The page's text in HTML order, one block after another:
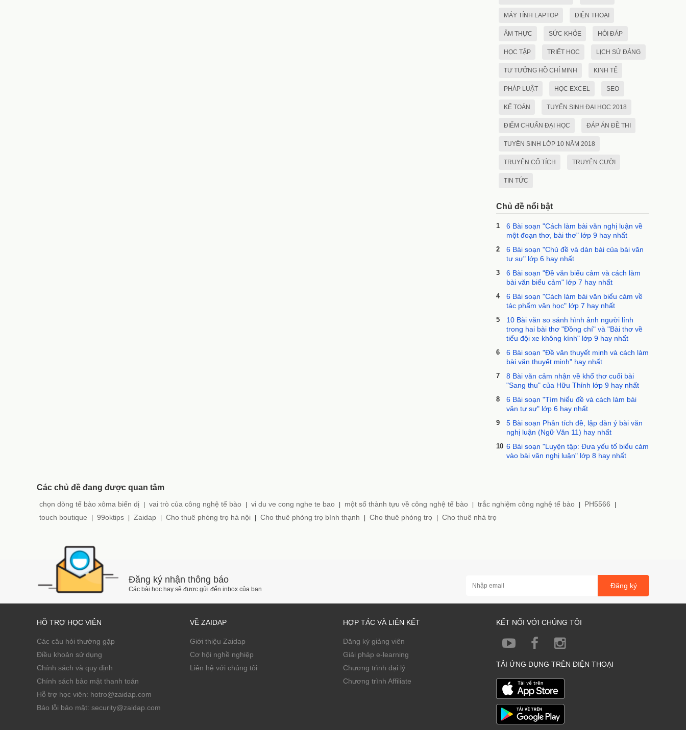
MÁY TÍNH LAPTOP ĐIỆN THOẠI
ẨM THỰC SỨC KHỎE HỎI ĐÁP
HỌC TẬP TRIẾT HỌC LỊCH SỬ ĐẢNG
TƯ TƯỞNG HỒ CHÍ MINH KINH TẾ
PHÁP LUẬT HỌC EXCEL SEO
KẾ TOÁN TUYỂN SINH ĐẠI HỌC 2018
ĐIỂM CHUẨN ĐẠI HỌC ĐÁP ÁN ĐỀ THI
TUYỂN SINH LỚP 10 NĂM 2018
TRUYỆN CỔ TÍCH TRUYỆN CƯỜI
TIN TỨC
Chủ đề nổi bật
1
6 Bài soạn "Cách làm bài văn nghị luận về
một đoạn thơ, bài thơ" lớp 9 hay nhất
2
6 Bài soạn "Chủ đề và dàn bài của bài văn
tự sự" lớp 6 hay nhất
3
6 Bài soạn "Đề văn biểu cảm và cách làm
bài văn biểu cảm" lớp 7 hay nhất
4
6 Bài soạn "Cách làm bài văn biểu cảm về
tác phẩm văn học" lớp 7 hay nhất
5
10 Bài văn so sánh hình ảnh người lính
trong hai bài thơ "Đồng chí" và "Bài thơ về
tiểu đội xe không kính" lớp 9 hay nhất
6
6 Bài soạn "Đề văn thuyết minh và cách làm
bài văn thuyết minh" hay nhất
7
8 Bài văn cảm nhận về khổ thơ cuối bài
"Sang thu" của Hữu Thỉnh lớp 9 hay nhất
8
6 Bài soạn "Tìm hiểu đề và cách làm bài
văn tự sự" lớp 6 hay nhất
9
5 Bài soạn Phân tích đề, lập dàn ý bài văn
nghị luận (Ngữ Văn 11) hay nhất
10 6 Bài soạn "Luyện tập: Đưa yếu tố biểu cảm
vào bài văn nghị luận" lớp 8 hay nhất
Các chủ đề đang được quan tâm
chọn dòng tế bào xôma biến dị vai trò của công nghệ tế bào vi du ve cong nghe te bao một số thành tựu về công nghệ tế bào trắc nghiệm công nghệ tế bào PH5566
touch boutique 99oktips Zaidap Cho thuê phòng trọ hà nội Cho thuê phòng trọ bình thạnh Cho thuê phòng trọ Cho thuê nhà trọ
Đăng ký
Đăng ký nhận thông báo
Các bài học hay sẽ được gửi đến inbox của bạn
HỖ TRỢ HỌC VIÊN
Các câu hỏi thường gặp
Điều khoản sử dụng
Chính sách và quy định
Chính sách bảo mật thanh toán
Hỗ trợ học viên: hotro@zaidap.com
Báo lỗi bảo mật: security@zaidap.com
VỀ ZAIDAP
Giới thiệu Zaidap
Cơ hội nghề nghiệp
Liên hệ với chúng tôi
HỢP TÁC VÀ LIÊN KẾT
Đăng ký giảng viên
Giải pháp e-learning
Chương trình đại lý
Chương trình Affiliate
KẾT NỐI VỚI CHÚNG TÔI
TẢI ỨNG DỤNG TRÊN ĐIỆN THOẠI